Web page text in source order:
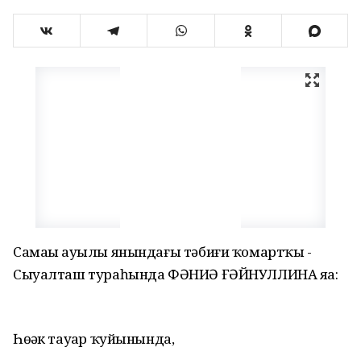
Самаҙы ауылы янындағы тәбиғи ҡомартҡы -
Сыуалташ тураһында ФӘНИӘ ҒӘЙНУЛЛИНА яҙа:
Һөҙәк тауҙар ҡуйынында,